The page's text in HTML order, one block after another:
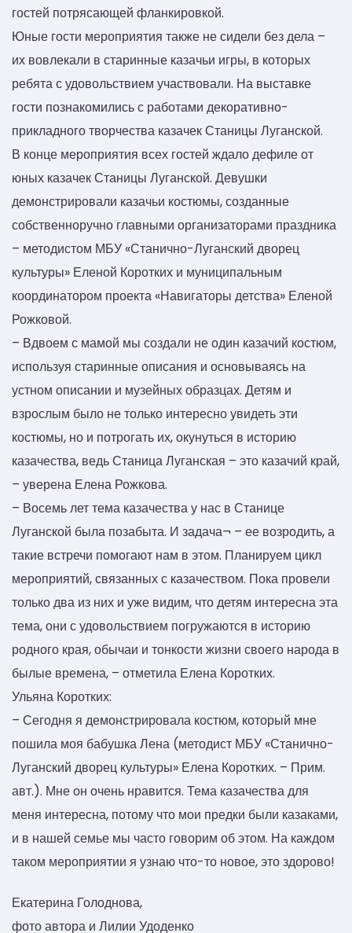
гостей потрясающей фланкировкой.
Юные гости мероприятия также не сидели без дела –
их вовлекали в старинные казачьи игры, в которых
ребята с удовольствием участвовали. На выставке
гости познакомились с работами декоративно-
прикладного творчества казачек Станицы Луганской.
В конце мероприятия всех гостей ждало дефиле от
юных казачек Станицы Луганской. Девушки
демонстрировали казачьи костюмы, созданные
собственноручно главными организаторами праздника
– методистом МБУ «Станично-Луганский дворец
культуры» Еленой Коротких и муниципальным
координатором проекта «Навигаторы детства» Еленой
Рожковой.
– Вдвоем с мамой мы создали не один казачий костюм,
используя старинные описания и основываясь на
устном описании и музейных образцах. Детям и
взрослым было не только интересно увидеть эти
костюмы, но и потрогать их, окунуться в историю
казачества, ведь Станица Луганская – это казачий край,
– уверена Елена Рожкова.
– Восемь лет тема казачества у нас в Станице
Луганской была позабыта. И задача¬ – ее возродить, а
такие встречи помогают нам в этом. Планируем цикл
мероприятий, связанных с казачеством. Пока провели
только два из них и уже видим, что детям интересна эта
тема, они с удовольствием погружаются в историю
родного края, обычаи и тонкости жизни своего народа в
былые времена, – отметила Елена Коротких.
Ульяна Коротких:
– Сегодня я демонстрировала костюм, который мне
пошила моя бабушка Лена (методист МБУ «Станично-
Луганский дворец культуры» Елена Коротких. – Прим.
авт.). Мне он очень нравится. Тема казачества для
меня интересна, потому что мои предки были казаками,
и в нашей семье мы часто говорим об этом. На каждом
таком мероприятии я узнаю что-то новое, это здорово!
Екатерина Голоднова,
фото автора и Лилии Удоденко